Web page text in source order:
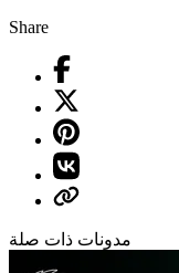
Share
مدونات ذات صلة